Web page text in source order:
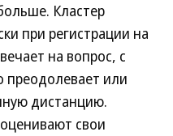
Кластер
при регистрации на
на вопрос, с
или
дистанцию.
свои